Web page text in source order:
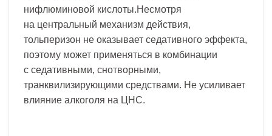
нифлюминовой кислоты.Несмотря
на центральный механизм действия,
тольперизон не оказывает седативного эффекта,
поэтому может применяться в комбинации
с седативными, снотворными,
транквилизирующими средствами. Не усиливает
влияние алкоголя на ЦНС.